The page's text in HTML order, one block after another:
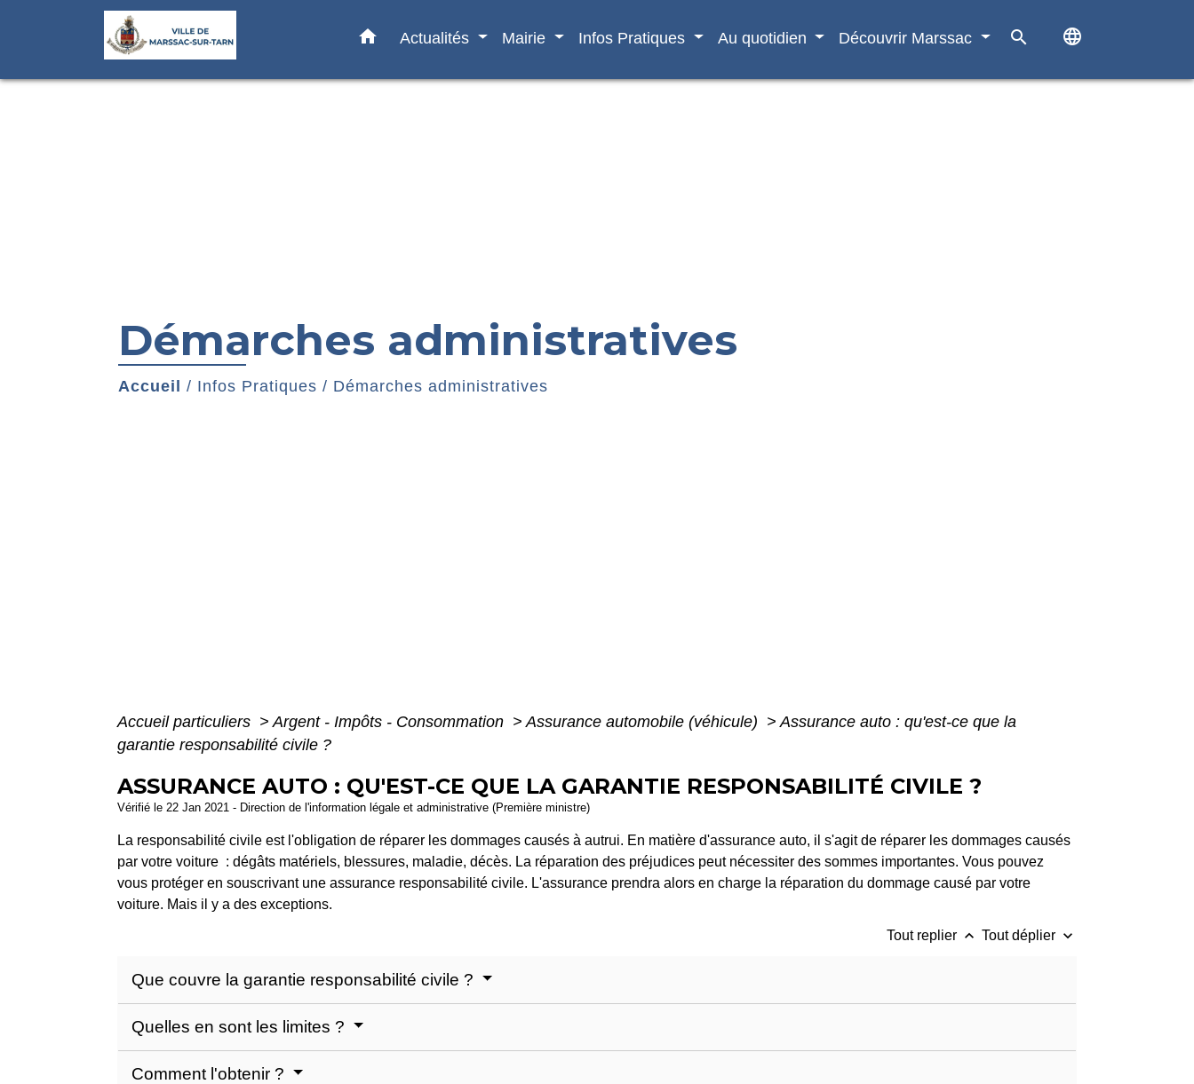
home Actualités Mairie Infos Pratiques Au quotidien Découvrir Marssac search language
Démarches administratives
Accueil / Infos Pratiques / Démarches administratives
Accueil particuliers > Argent - Impôts - Consommation > Assurance automobile (véhicule) > Assurance auto : qu'est-ce que la
garantie responsabilité civile ?
ASSURANCE AUTO : QU'EST-CE QUE LA GARANTIE RESPONSABILITÉ CIVILE ?
Vérifié le 22 Jan 2021 - Direction de l'information légale et administrative (Première ministre)
La responsabilité civile est l'obligation de réparer les dommages causés à autrui. En matière d'assurance auto, il s'agit de réparer les dommages causés
par votre voiture : dégâts matériels, blessures, maladie, décès. La réparation des préjudices peut nécessiter des sommes importantes. Vous pouvez
vous protéger en souscrivant une assurance responsabilité civile. L'assurance prendra alors en charge la réparation du dommage causé par votre
voiture. Mais il y a des exceptions.
Tout replier keyboard_arrow_up Tout déplier keyboard_arrow_down
Que couvre la garantie responsabilité civile ?
Quelles en sont les limites ?
Comment l'obtenir ?